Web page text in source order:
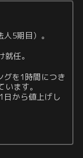
5期目）。
任。
グを1時間につき
ます。
日から値上げし